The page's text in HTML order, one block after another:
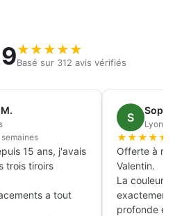
★★★★★
Basé sur 312 avis vérifiés
15 ans, j'avais
trois tiroirs
a tout
S
Sophie L.
Lyon · 9
★★★★★
Offerte à mon
Valentin.
La couleur
exactement
profonde et